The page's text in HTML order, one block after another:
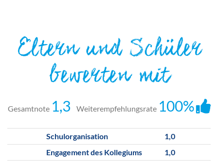
Eltern und Schüler
bewerten mit
Gesamtnote 1,3 Weiterempfehlungsrate 100%
Schulorganisation
1,0
Engagement des Kollegiums
1,0